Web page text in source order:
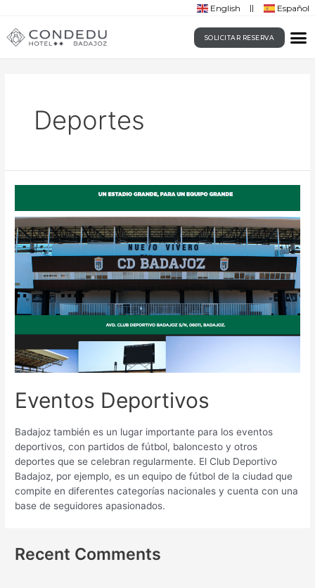
English Español
SOLICITAR RESERVA
Deportes
Eventos Deportivos
Badajoz también es un lugar importante para los eventos
deportivos, con partidos de fútbol, baloncesto y otros
deportes que se celebran regularmente. El Club Deportivo
Badajoz, por ejemplo, es un equipo de fútbol de la ciudad que
compite en diferentes categorías nacionales y cuenta con una
base de seguidores apasionados.
Recent Comments